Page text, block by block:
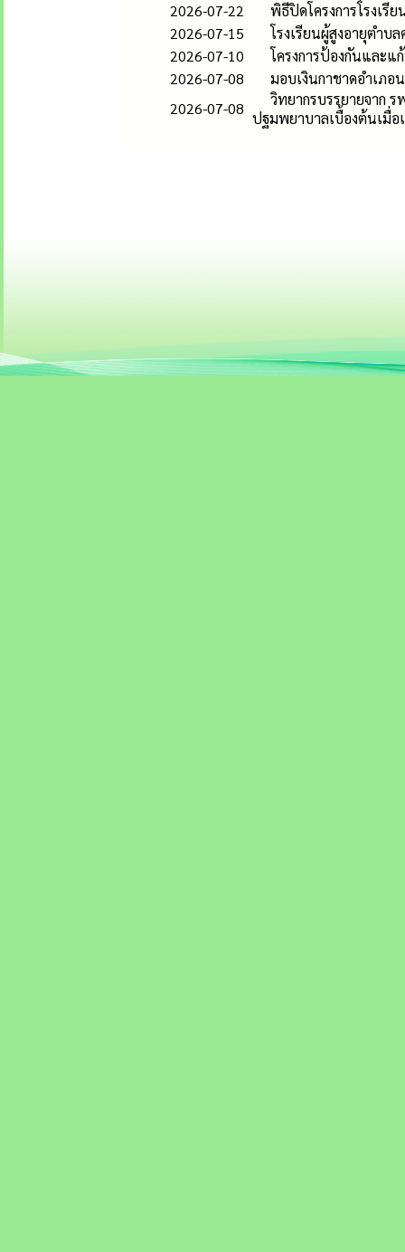
2026-07-22
พิธีปิดโครงการโรงเรี
2026-07-15
โรงเรียนผู้สูงอายุตำบ
2026-07-10
โครงการป้องกันและ
2026-07-08
มอบเงินกาชาดอำเภ
2026-07-08
วิทยากรบรรยายจาก
ปฐมพยาบาลเบื้องต้นเมื่อ